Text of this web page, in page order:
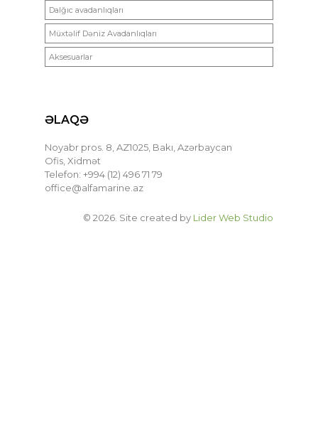
Dalğıc avadanlıqları
Müxtəlif Dəniz Avadanlıqları
Aksesuarlar
ƏLAQƏ
Noyabr pros. 8, AZ1025, Bakı, Azərbaycan
Ofis, Xidmət
Telefon: +994 (12) 496 71 79
office@alfamarine.az
© 2026. Site created by Lider Web Studio